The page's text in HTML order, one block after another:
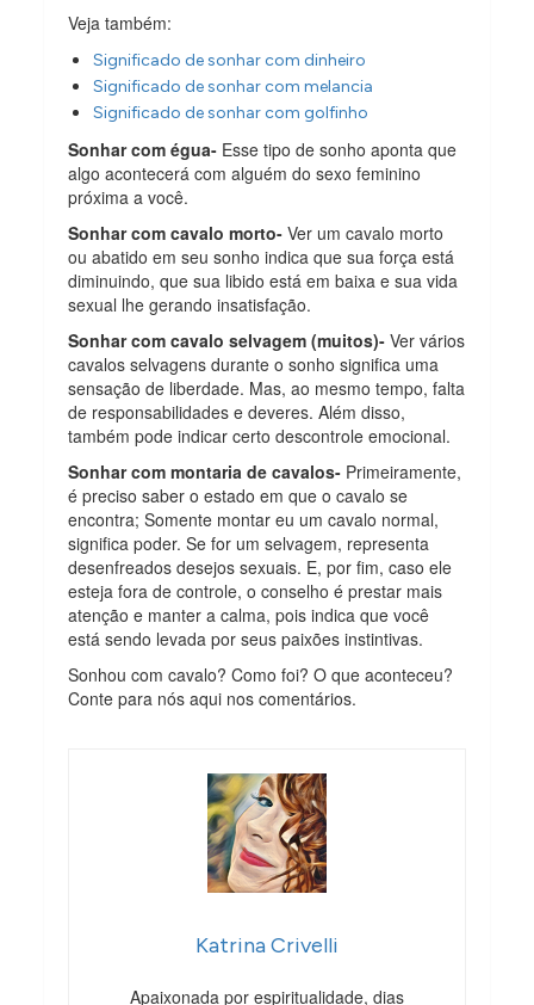
Veja também:
Significado de sonhar com dinheiro
Significado de sonhar com melancia
Significado de sonhar com golfinho
Sonhar com égua- Esse tipo de sonho aponta que
algo acontecerá com alguém do sexo feminino
próxima a você.
Sonhar com cavalo morto- Ver um cavalo morto
ou abatido em seu sonho indica que sua força está
diminuindo, que sua libido está em baixa e sua vida
sexual lhe gerando insatisfação.
Sonhar com cavalo selvagem (muitos)- Ver vários
cavalos selvagens durante o sonho significa uma
sensação de liberdade. Mas, ao mesmo tempo, falta
de responsabilidades e deveres. Além disso,
também pode indicar certo descontrole emocional.
Sonhar com montaria de cavalos- Primeiramente,
é preciso saber o estado em que o cavalo se
encontra; Somente montar eu um cavalo normal,
significa poder. Se for um selvagem, representa
desenfreados desejos sexuais. E, por fim, caso ele
esteja fora de controle, o conselho é prestar mais
atenção e manter a calma, pois indica que você
está sendo levada por seus paixões instintivas.
Sonhou com cavalo? Como foi? O que aconteceu?
Conte para nós aqui nos comentários.
Katrina Crivelli
Apaixonada por espiritualidade, dias